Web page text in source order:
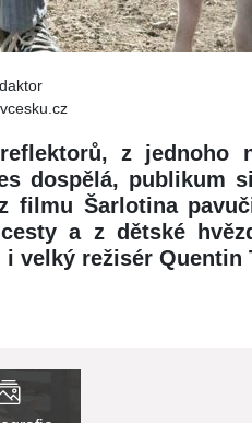
z jednoho
dospělá, publikum
filmu Šarlotina
a z dětské
velký režisér Quentin